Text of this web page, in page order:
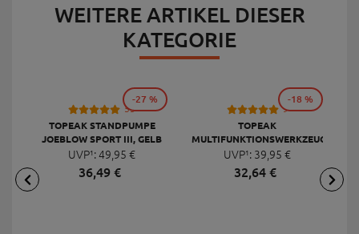
WEITERE ARTIKEL DIESER
KATEGORIE
53
TOPEAK STANDPUMPE
JOEBLOW SPORT III, GELB
UVP¹:49,95 €
36,49€
-27 %
9
TOPEAK
MULTIFUNKTIONSWERKZEUG
MINI 20 PRO
UVP¹: 39,95 €
32,64€
-18 %